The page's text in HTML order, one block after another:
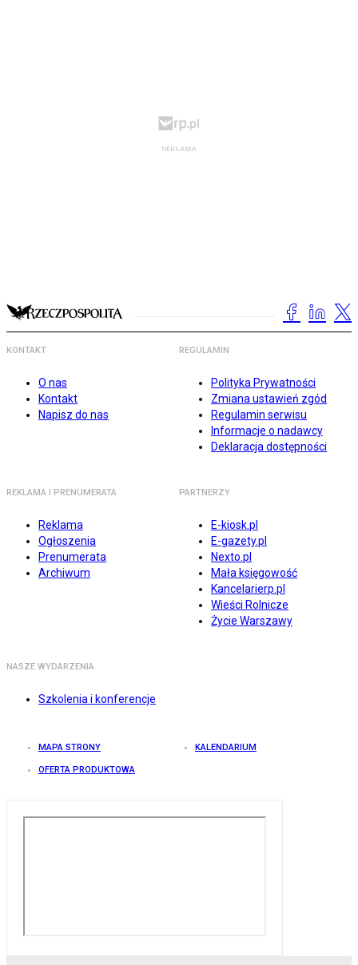
KONTAKT
O nas
Kontakt
Napisz do nas
REGULAMIN
Polityka Prywatności
Zmiana ustawień zgód
Regulamin serwisu
Informacje o nadawcy
Deklaracja dostępności
REKLAMA I PRENUMERATA
Reklama
Ogłoszenia
Prenumerata
Archiwum
PARTNERZY
E-kiosk.pl
E-gazety.pl
Nexto.pl
Mała księgowość
Kancelarierp.pl
Wieści Rolnicze
Życie Warszawy
NASZE WYDARZENIA
Szkolenia i konferencje
MAPA STRONY KALENDARIUM
OFERTA PRODUKTOWA